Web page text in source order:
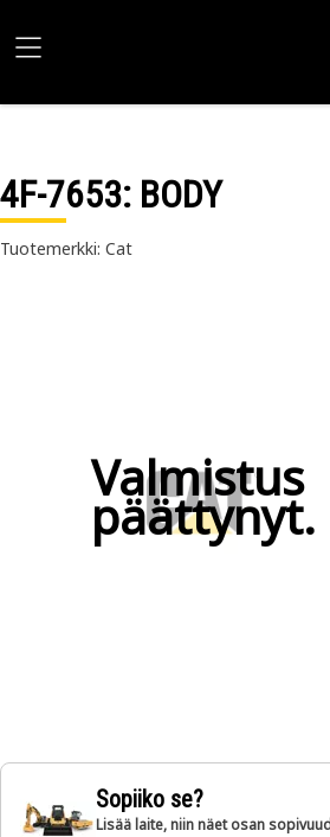
4F-7653: BODY
Tuotemerkki: Cat
Valmistus
päättynyt.
Sopiiko se?
Lisää laite, niin näet osan